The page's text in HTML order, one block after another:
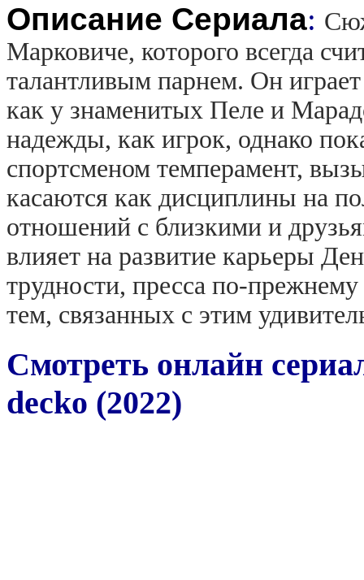
Описание Сериала:
Марковиче, которого всегда
талантливым парнем. Он
как у знаменитых Пеле и
надежды, как игрок, однако
спортсменом темперамент,
касаются как дисциплины на
отношений с близкими и
влияет на развитие карьеры
трудности, пресса по-
тем, связанных с этим
Смотреть онлайн
decko (2022)